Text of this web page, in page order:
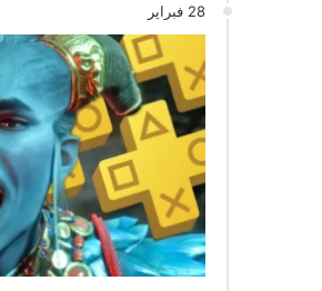
28 فبراير